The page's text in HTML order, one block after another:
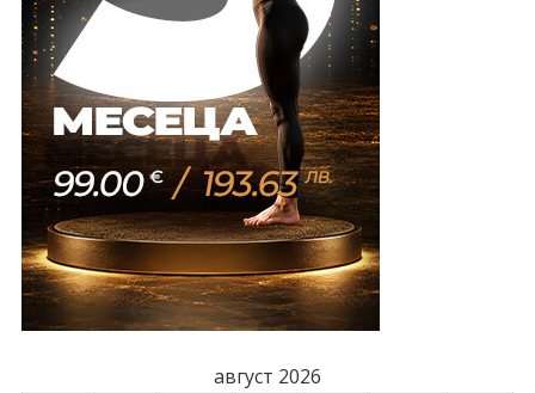
август 2026